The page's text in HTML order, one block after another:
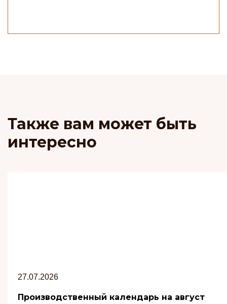
Также вам может быть
интересно
27.07.2026
Производственный календарь на август